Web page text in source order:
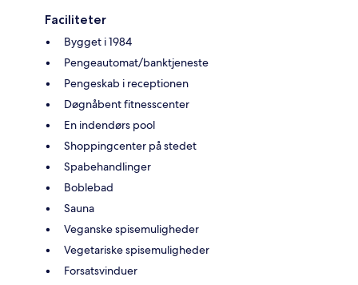
Faciliteter
Bygget i 1984
Pengeautomat/banktjeneste
Pengeskab i receptionen
Døgnåbent fitnesscenter
En indendørs pool
Shoppingcenter på stedet
Spabehandlinger
Boblebad
Sauna
Veganske spisemuligheder
Vegetariske spisemuligheder
Forsatsvinduer